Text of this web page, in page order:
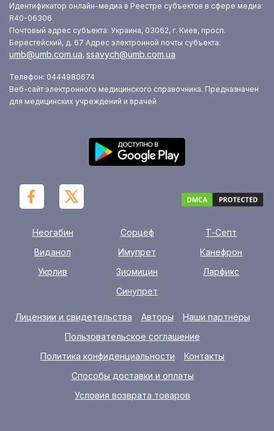
Идентификатор онлайн-медиа в Реестре субъектов в сфере медиа:
R40-06306
Почтовый адрес субъекта: Украина, 03062, г. Киев, просп.
Берестейский, д. 67 Адрес электронной почты субъекта:
umb@umb.com.ua, ssavych@umb.com.ua
Телефон: 0444980674
Веб-сайт электронного медицинского справочника. Предназначен
для медицинских учреждений и врачей
Неогабин Сорцеф
Т-Септ
Виданол
Имупрет
Канефрон
Укрлив
Зиомицин
Ларфикс
Синупрет
Лицензии и свидетельства Авторы
Наши партнёры
Пользовательское соглашение
Политика конфиденциальности
Контакты
Способы доставки и оплаты
Условия возврата товаров